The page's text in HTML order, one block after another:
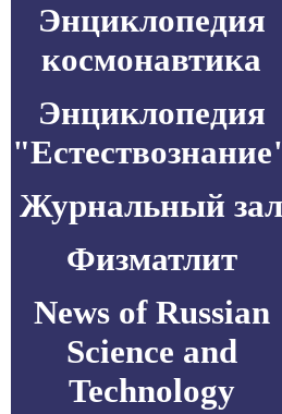
Энциклопедия
космонавтика
Энциклопедия
Журнальный зал
Физматлит
News of Russian
Science and
Technology